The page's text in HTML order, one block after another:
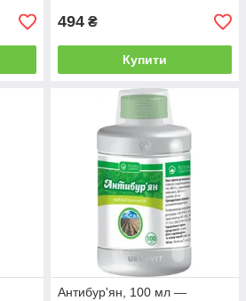
каталогу нижче і будьте спокійні
свої насадження!
494 ₴
Купити
Антибур'ян, 100 мл —